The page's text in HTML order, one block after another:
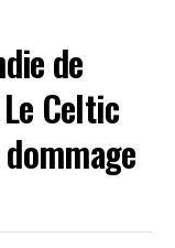
de
Celtic